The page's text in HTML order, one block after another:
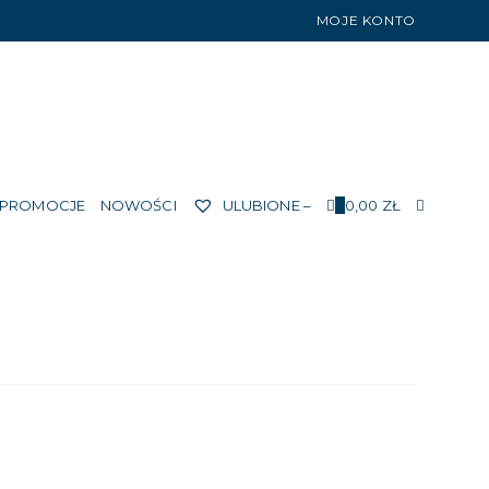
MOJE KONTO
PROMOCJE NOWOŚCI ULUBIONE – 0,00 ZŁ TOGGLE